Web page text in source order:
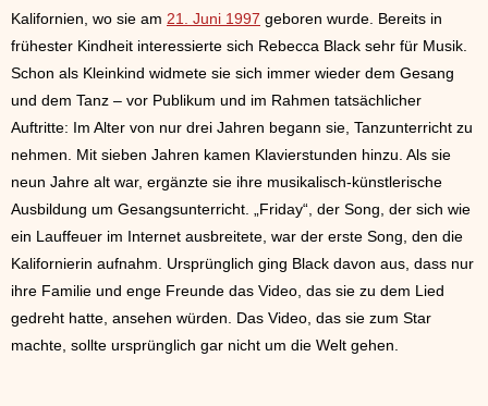
Kalifornien, wo sie am 21. Juni 1997 geboren wurde. Bereits in
frühester Kindheit interessierte sich Rebecca Black sehr für Musik.
Schon als Kleinkind widmete sie sich immer wieder dem Gesang
und dem Tanz – vor Publikum und im Rahmen tatsächlicher
Auftritte: Im Alter von nur drei Jahren begann sie, Tanzunterricht zu
nehmen. Mit sieben Jahren kamen Klavierstunden hinzu. Als sie
neun Jahre alt war, ergänzte sie ihre musikalisch-künstlerische
Ausbildung um Gesangsunterricht. „Friday“, der Song, der sich wie
ein Lauffeuer im Internet ausbreitete, war der erste Song, den die
Kalifornierin aufnahm. Ursprünglich ging Black davon aus, dass nur
ihre Familie und enge Freunde das Video, das sie zu dem Lied
gedreht hatte, ansehen würden. Das Video, das sie zum Star
machte, sollte ursprünglich gar nicht um die Welt gehen.